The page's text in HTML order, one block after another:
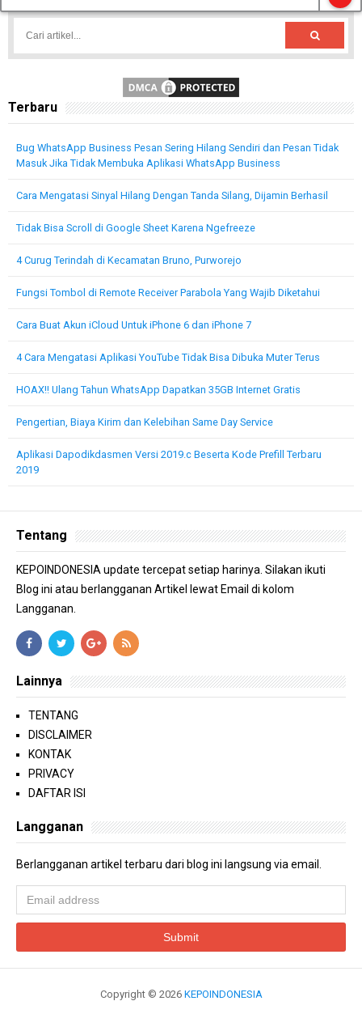
Terbaru
Bug WhatsApp Business Pesan Sering Hilang Sendiri dan Pesan Tidak
Masuk Jika Tidak Membuka Aplikasi WhatsApp Business
Cara Mengatasi Sinyal Hilang Dengan Tanda Silang, Dijamin Berhasil
Tidak Bisa Scroll di Google Sheet Karena Ngefreeze
4 Curug Terindah di Kecamatan Bruno, Purworejo
Fungsi Tombol di Remote Receiver Parabola Yang Wajib Diketahui
Cara Buat Akun iCloud Untuk iPhone 6 dan iPhone 7
4 Cara Mengatasi Aplikasi YouTube Tidak Bisa Dibuka Muter Terus
HOAX!! Ulang Tahun WhatsApp Dapatkan 35GB Internet Gratis
Pengertian, Biaya Kirim dan Kelebihan Same Day Service
Aplikasi Dapodikdasmen Versi 2019.c Beserta Kode Prefill Terbaru
2019
Tentang
KEPOINDONESIA update tercepat setiap harinya. Silakan ikuti
Blog ini atau berlangganan Artikel lewat Email di kolom
Langganan.
Lainnya
TENTANG
DISCLAIMER
KONTAK
PRIVACY
DAFTAR ISI
Langganan
Berlangganan artikel terbaru dari blog ini langsung via email.
Copyright © 2026 KEPOINDONESIA